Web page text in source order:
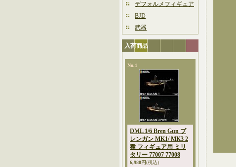
デフォルメフィギュア
BJD
武器
入荷商品
No.1
DML 1/6 Bren Gun ブ
レンガン MK1/ MK3 2
種 フィギュア用 ミリ
タリー 77007 77008
6,980円(税込)